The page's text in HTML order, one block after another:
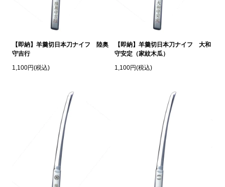
【即納】羊羹切日本刀ナイフ 陸奥
守吉行
1,100円(税込)
【即納】羊羹切日本刀ナイフ 大和
守安定（家紋木瓜）
1,100円(税込)